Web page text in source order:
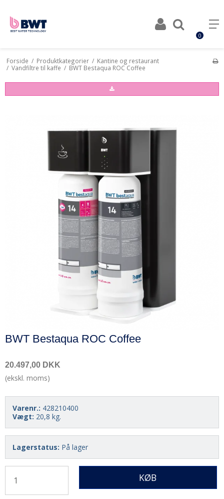
0
Forside / Produktkategorier / Kantine og restaurant
/ Vandfiltre til kaffe / BWT Bestaqua ROC Coffee
BWT Bestaqua ROC Coffee
20.497,00 DKK
(ekskl. moms)
Varenr.: 428210400
Vægt: 20,8 kg.
Lagerstatus: På lager
KØB